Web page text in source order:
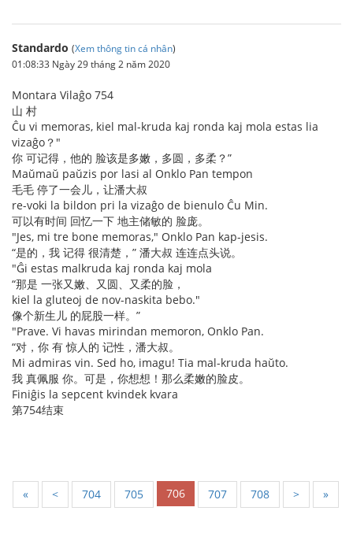
Standardo (Xem thông tin cá nhân)
01:08:33 Ngày 29 tháng 2 năm 2020
Montara Vilaĝo 754
山 村
Ĉu vi memoras, kiel mal-kruda kaj ronda kaj mola estas lia
vizaĝo？"
你 可记得，他的 脸该是多嫩，多圆，多柔？”
Maŭmaŭ paŭzis por lasi al Onklo Pan tempon
毛毛 停了一会儿，让潘大叔
re-voki la bildon pri la vizaĝo de bienulo Ĉu Min.
可以有时间 回忆一下 地主储敏的 脸庞。
"Jes, mi tre bone memoras," Onklo Pan kap-jesis.
“是的，我 记得 很清楚，” 潘大叔 连连点头说。
"Ĝi estas malkruda kaj ronda kaj mola
“那是 一张又嫩、又圆、又柔的脸，
kiel la gluteoj de nov-naskita bebo."
像个新生儿 的屁股一样。”
"Prave. Vi havas mirindan memoron, Onklo Pan.
“对，你 有 惊人的 记性，潘大叔。
Mi admiras vin. Sed ho, imagu! Tia mal-kruda haŭto.
我 真佩服 你。可是，你想想！那么柔嫩的脸皮。
Finiĝis la sepcent kvindek kvara
第754结束
« < 704 705 706 707 708 > »